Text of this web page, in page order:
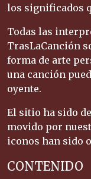
los significados
Todas las
TrasLaCanción
forma de arte
una canción
oyente.
El sitio ha sido
movido por
iconos han sido
CONTENIDO